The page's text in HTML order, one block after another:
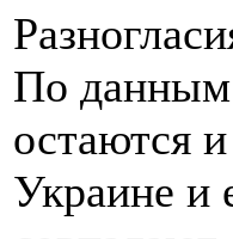
По данным
остаются
Украине и